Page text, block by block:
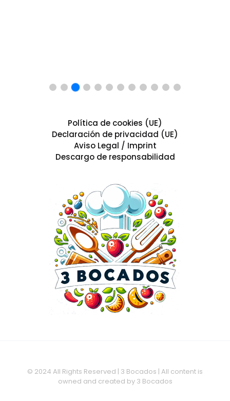
Política de cookies (UE)
Declaración de privacidad (UE)
Aviso Legal / Imprint
Descargo de responsabilidad
© 2024 All Rights Reserved | 3 Bocados | All content is
owned and created by 3 Bocados